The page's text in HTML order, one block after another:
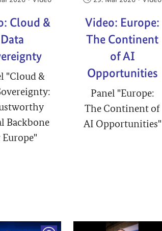
Cloud &
Data
"Cloud &
Backbone
Video: Europe:
The Continent
of AI
Opportunities
Panel "Europe:
The Continent of
AI Opportunities"